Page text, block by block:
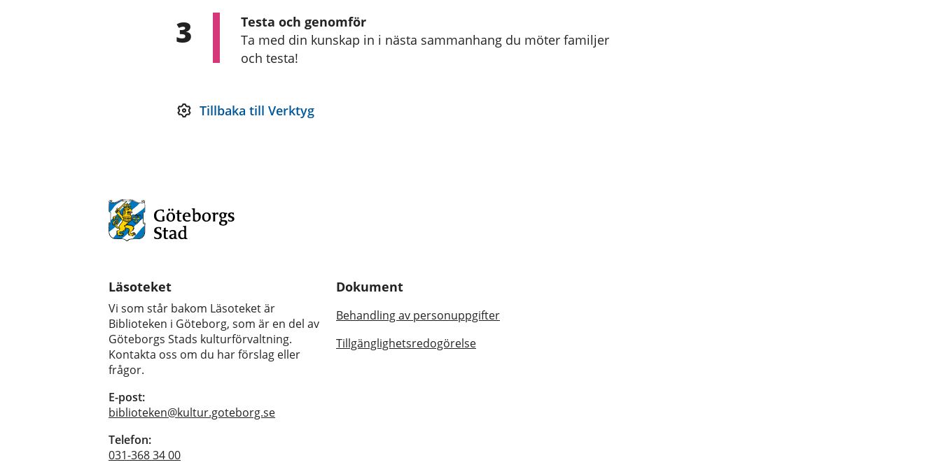
3
Testa och genomför
Ta med din kunskap in i nästa sammanhang du möter familjer
och testa!
Tillbaka till Verktyg
Läsoteket
Vi som står bakom Läsoteket är
Biblioteken i Göteborg, som är en del av
Göteborgs Stads kulturförvaltning.
Kontakta oss om du har förslag eller
frågor.
E-post:
biblioteken@kultur.goteborg.se
Telefon:
031-368 34 00
Dokument
Behandling av personuppgifter
Tillgänglighetsredogörelse